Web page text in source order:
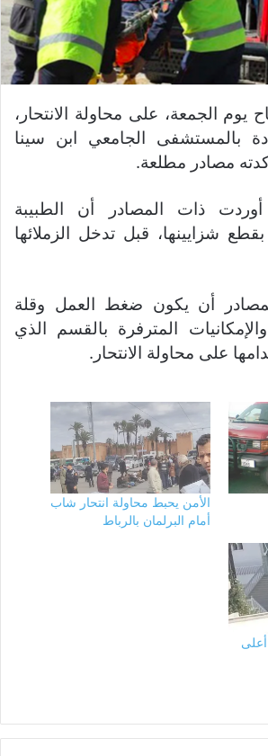
يوم الجمعة، على محاولة الانتحار،
بالمستشفى الجامعي ابن سينا
مصادر مطلعة.
ذات المصادر أن الطبيبة
شزايينها، قبل تدخل الزملائها
أن يكون ضغط العمل وقلة
المترفرة بالقسم الذي
على محاولة الانتحار.
الأمن يحبط محاولة انتحار شاب
أمام البرلمان بالرباط
أعلى